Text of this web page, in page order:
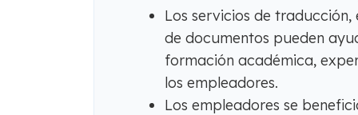
Los servicios de
de documentos pueden
formación académica,
los empleadores.
Los empleadores se